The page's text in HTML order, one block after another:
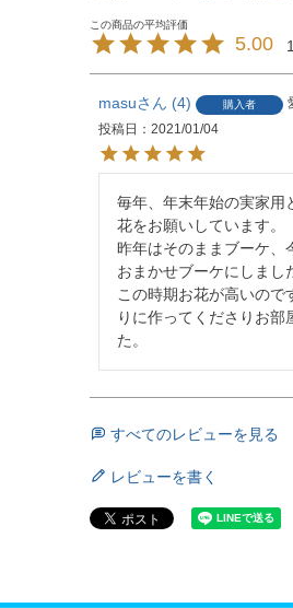
5.00 1
masu 4 購入者
投稿日
2021/01/04
毎年、年末年始の実家用
花をお願いしています。
昨年はそのままブーケ、
おまかせブーケにしまし
この時期お花が高いので
りに作ってくださりお部
た。
すべてのレビューを見る
レビューを書く